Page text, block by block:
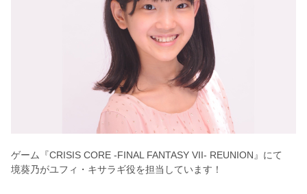
ゲーム『CRISIS CORE -FINAL FANTASY VII- REUNION』にて
境葵乃がユフィ・キサラギ役を担当しています！